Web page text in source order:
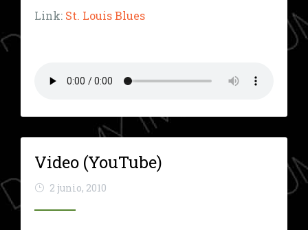
Link: St. Louis Blues
Video (YouTube)
2 junio, 2010